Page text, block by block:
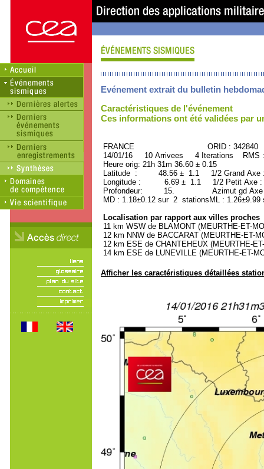
Evénement extrait du bulletin
Caractéristiques de l'événement
Ces informations ont été validées par
FRANCE ORID : 342840
14/01/16 10 Arrivees 4 Iterations RMS
Heure orig: 21h 31m 36.60 ± 0.15
Latitude : 48.56 ± 1.1 1/2 Grand
Longitude : 6.69 ± 1.1 1/2 Petit Axe
Profondeur: 15. Azimut gd Axe :
MD : 1.18±0.12 sur 2 stationsML :
Localisation par rapport aux villes proches
11 km WSW de BLAMONT (MEURTHE-ET-
12 km NNW de BACCARAT (MEURTHE-ET-
12 km ESE de CHANTEHEUX (MEURTHE-
14 km ESE de LUNEVILLE (MEURTHE-ET-
Afficher les caractéristiques détaillées